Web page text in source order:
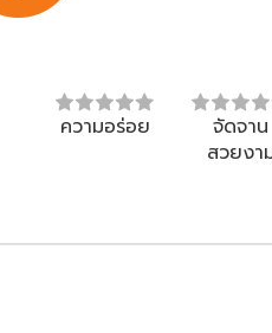
ความอร่อย
จัดจาน
สวยงา